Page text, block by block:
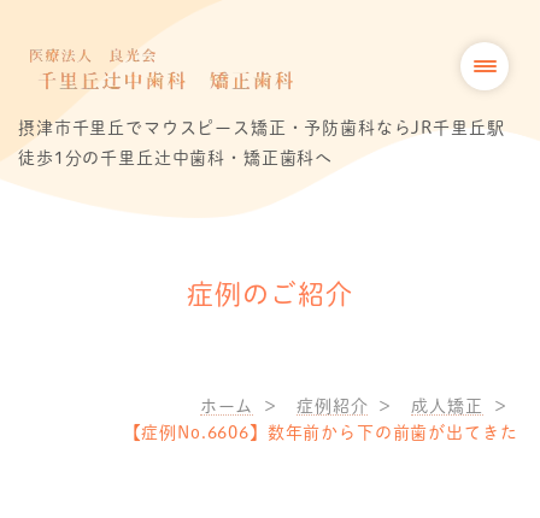
摂津市千里丘でマウスピース矯正・予防歯科ならJR千里丘駅
徒歩1分の千里丘辻中歯科・矯正歯科へ
症例のご紹介
ホーム 症例紹介
成人矯正
【症例No.6606】数年前から下の前歯が出てきた